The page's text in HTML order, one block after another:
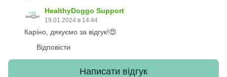
HealthyDoggo Support
19.01.2024 в 14:44
Каріно, дякуємо за відгук!😍
Відповісти
Написати відгук